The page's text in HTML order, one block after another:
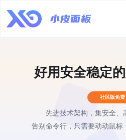
好用安全稳定
社区版免费
先进技术架构，集安全、
告别命令行，只需要动动鼠标